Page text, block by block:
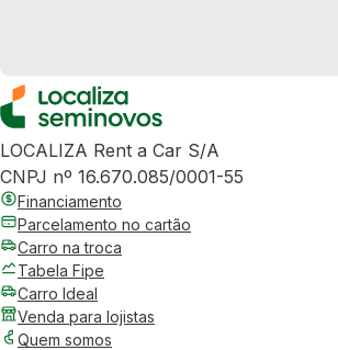
LOCALIZA Rent a Car S/A
CNPJ nº 16.670.085/0001-55
Financiamento
Parcelamento no cartão
Carro na troca
Tabela Fipe
Carro Ideal
Venda para lojistas
Quem somos